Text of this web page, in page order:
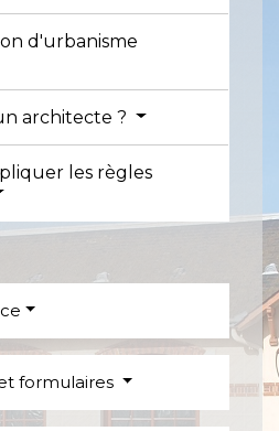
d'urbanisme
architecte ?
les règles
formulaires